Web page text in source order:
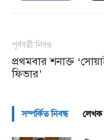
পূর্ববর্তী নিবন্ধ
প্রথমবার শনাক্ত
ফিভার’
সম্পর্কিত নিবন্ধ